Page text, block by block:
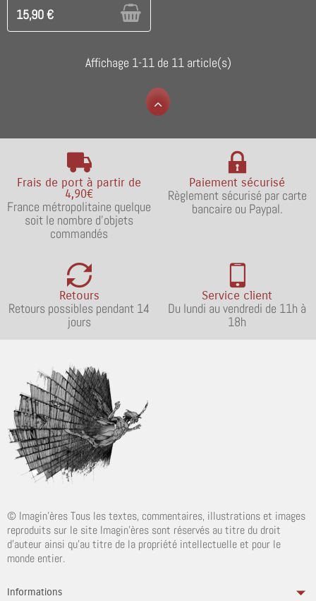
15,90 €
Affichage 1-11 de 11 article(s)
Frais de port à partir de
4,90€
France métropolitaine quelque
soit le nombre d'objets
commandés
Paiement sécurisé
Règlement sécurisé par carte
bancaire ou Paypal.
Retours
Retours possibles pendant 14
jours
Service client
Du lundi au vendredi de 11h à
18h
© Imagin'ères Tous les textes, commentaires, illustrations et images
reproduits sur le site Imagin'ères sont réservés au titre du droit
d'auteur ainsi qu'au titre de la propriété intellectuelle et pour le
monde entier.
Informations